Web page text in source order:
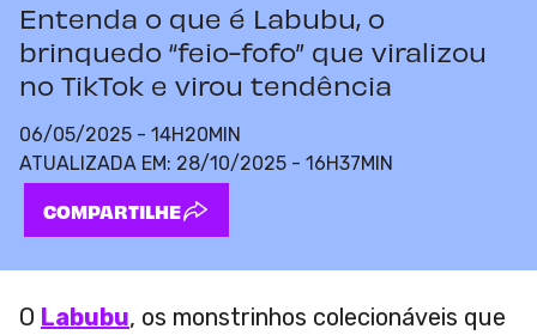
Entenda o que é Labubu, o
brinquedo “feio-fofo” que viralizou
no TikTok e virou tendência
06/05/2025 - 14H20MIN
ATUALIZADA EM: 28/10/2025 - 16H37MIN
COMPARTILHE
O Labubu, os monstrinhos colecionáveis que